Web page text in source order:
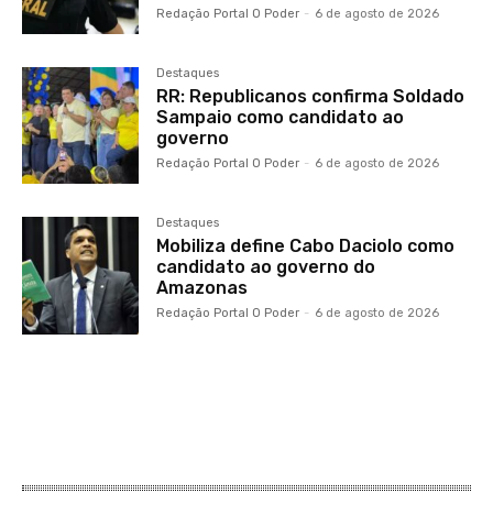
Redação Portal O Poder - 6 de agosto de 2026
Destaques
RR: Republicanos confirma Soldado
Sampaio como candidato ao
governo
Redação Portal O Poder - 6 de agosto de 2026
Destaques
Mobiliza define Cabo Daciolo como
candidato ao governo do
Amazonas
Redação Portal O Poder - 6 de agosto de 2026